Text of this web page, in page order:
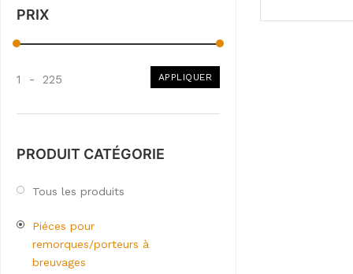
PRIX
1 - 225 APPLIQUER
PRODUIT CATÉGORIE
Tous les produits
Piéces pour
remorques/porteurs à
breuvages